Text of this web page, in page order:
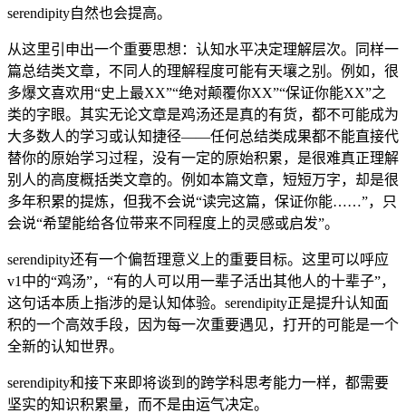
serendipity自然也会提高。
从这里引申出一个重要思想：认知水平决定理解层次。同样一
篇总结类文章，不同人的理解程度可能有天壤之别。例如，很
多爆文喜欢用“史上最XX”“绝对颠覆你XX”“保证你能XX”之
类的字眼。其实无论文章是鸡汤还是真的有货，都不可能成为
大多数人的学习或认知捷径——任何总结类成果都不能直接代
替你的原始学习过程，没有一定的原始积累，是很难真正理解
别人的高度概括类文章的。例如本篇文章，短短万字，却是很
多年积累的提炼，但我不会说“读完这篇，保证你能……”，只
会说“希望能给各位带来不同程度上的灵感或启发”。
serendipity还有一个偏哲理意义上的重要目标。这里可以呼应
v1中的“鸡汤”，“有的人可以用一辈子活出其他人的十辈子”，
这句话本质上指涉的是认知体验。serendipity正是提升认知面
积的一个高效手段，因为每一次重要遇见，打开的可能是一个
全新的认知世界。
serendipity和接下来即将谈到的跨学科思考能力一样，都需要
坚实的知识积累量，而不是由运气决定。